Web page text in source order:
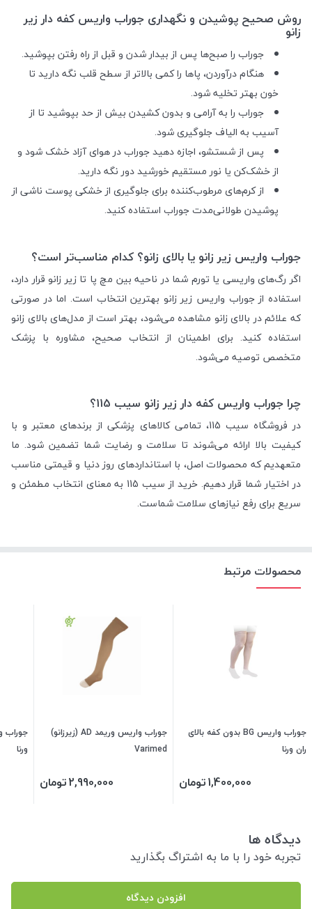
روش صحیح پوشیدن و نگهداری جوراب واریس کفه دار زیر
زانو
جوراب را صبح‌ها پس از بیدار شدن و قبل از راه رفتن بپوشید.
هنگام درآوردن، پاها را کمی بالاتر از سطح قلب نگه دارید تا
خون بهتر تخلیه شود.
جوراب را به آرامی و بدون کشیدن بیش از حد بپوشید تا از
آسیب به الیاف جلوگیری شود.
پس از شستشو، اجازه دهید جوراب در هوای آزاد خشک شود و
از خشک‌کن یا نور مستقیم خورشید دور نگه دارید.
از کرم‌های مرطوب‌کننده برای جلوگیری از خشکی پوست ناشی از
پوشیدن طولانی‌مدت جوراب استفاده کنید.
جوراب واریس زیر زانو یا بالای زانو؟ کدام مناسب‌تر است؟
اگر رگ‌های واریسی یا تورم شما در ناحیه بین مچ پا تا زیر زانو قرار دارد،
استفاده از جوراب واریس زیر زانو بهترین انتخاب است. اما در صورتی
که علائم در بالای زانو مشاهده می‌شود، بهتر است از مدل‌های بالای زانو
استفاده کنید. برای اطمینان از انتخاب صحیح، مشاوره با پزشک
متخصص توصیه می‌شود.
چرا جوراب واریس کفه دار زیر زانو سیب 115؟
در فروشگاه سیب 115، تمامی کالاهای پزشکی از برندهای معتبر و با
کیفیت بالا ارائه می‌شوند تا سلامت و رضایت شما تضمین شود. ما
متعهدیم که محصولات اصل، با استانداردهای روز دنیا و قیمتی مناسب
در اختیار شما قرار دهیم. خرید از سیب 115 به معنای انتخاب مطمئن و
سریع برای رفع نیازهای سلامت شماست.
محصولات مرتبط
جوراب واریس BG بدون کفه بالای
ران ورنا
1,400,000تومان
جوراب واریس وریمد AD (زیرزانو)
Varimed
2,990,000تومان
ورنا
دیدگاه ها
تجربه خود را با ما به اشتراگ بگذارید
افزودن دیدگاه